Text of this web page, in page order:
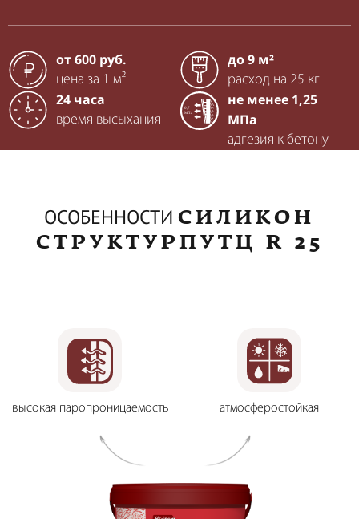
от 600 руб.
цена за 1 м²
до 9 м²
расход на 25 кг
24 часа
время высыхания
не менее 1,25
МПа
адгезия к бетону
ОСОБЕННОСТИ СИЛИКОН
СТРУКТУРПУТЦ R 25
высокая паропроницаемость атмосферостойкая